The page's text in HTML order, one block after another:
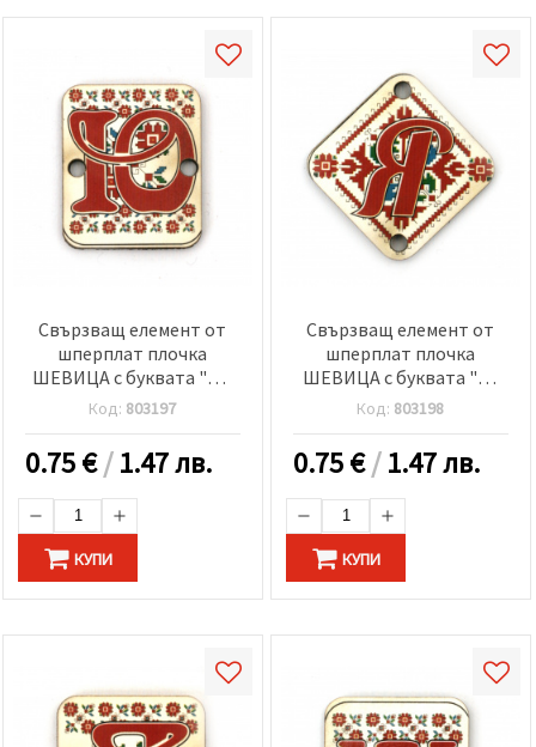
Свързващ елемент от
шперплат плочка
ШЕВИЦА с буквата "Ю"
20x25x2 мм дупка 2.5 мм
-5 броя
Код: 803197
0.75€/1.47 лв.
КУПИ
Свързващ елемент от
шперплат плочка
ШЕВИЦА с буквата "Я"
30x2 мм дупка 2.5 мм -5
броя
Код: 803198
0.75€/1.47 лв.
КУПИ